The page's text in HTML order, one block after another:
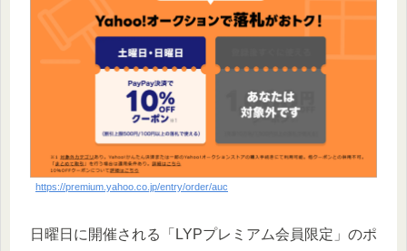
https://premium.yahoo.co.jp/entry/order/auc
日曜日に開催される「LYPプレミアム会員限定」のポ